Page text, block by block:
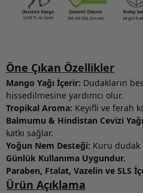
Öne Çıkan Özellikler
Mango Yağı İçerir: Dudakların
hissedilmesine yardımcı olur.
Tropikal Aroma: Keyifli ve ferah
Balmumu & Hindistan Cevizi
katkı sağlar.
Yoğun Nem Desteği: Kuru dudak
Günlük Kullanıma Uygundur.
Paraben, Ftalat, Vazelin ve SLS
Ürün Açıklama